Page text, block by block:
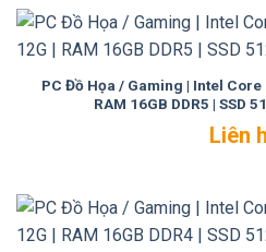
PC Đồ Họa / Gaming | Intel Core
RAM 16GB DDR5 | SSD
Liên